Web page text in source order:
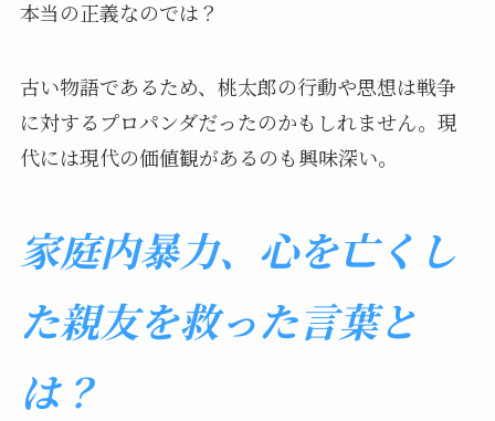
本当の正義なのでは？
古い物語であるため、桃太郎の行動や思想は戦争
に対するプロパンダだったのかもしれません。現
代には現代の価値観があるのも興味深い。
家庭内暴力、心を亡くし
た親友を救った言葉と
は？